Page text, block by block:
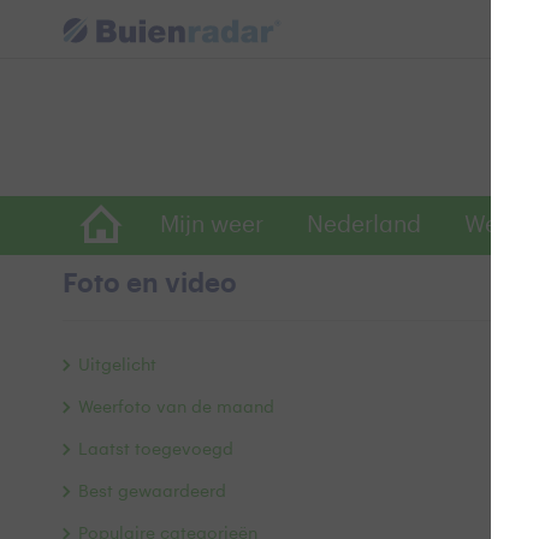
Mijn weer Nederland
Foto en video
Uitgelicht
Weerfoto van de maand
Laatst toegevoegd
Best gewaardeerd
Populaire categorieën